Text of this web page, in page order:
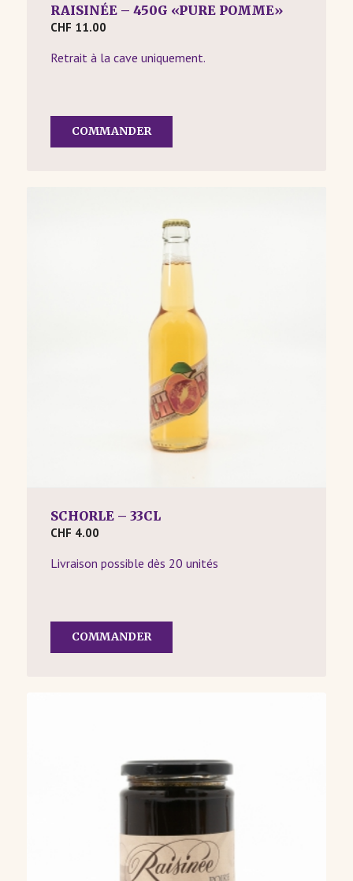
RAISINÉE – 450G «PURE POMME»
CHF 11.00
Retrait à la cave uniquement.
COMMANDER
SCHORLE – 33CL
CHF 4.00
Livraison possible dès 20 unités
COMMANDER